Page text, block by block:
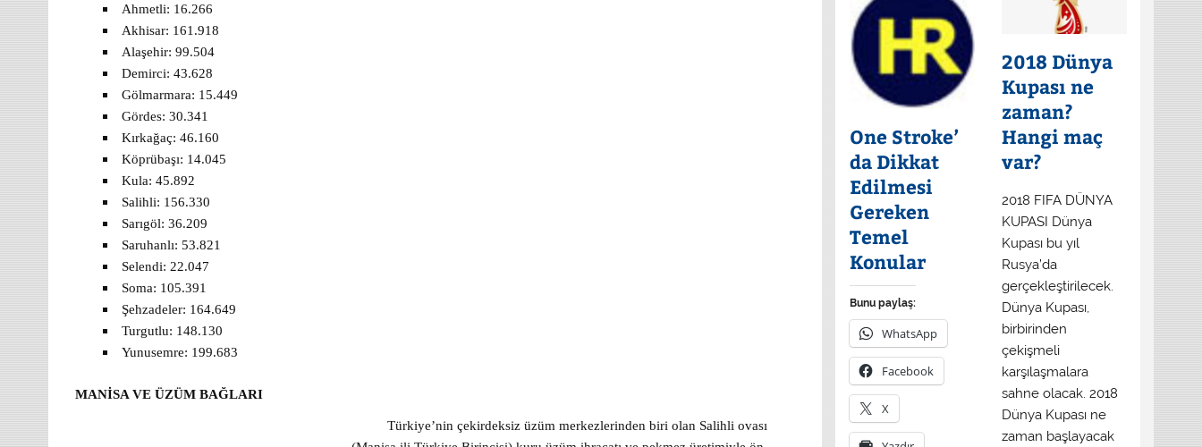
Ahmetli: 16.266
Akhisar: 161.918
Alaşehir: 99.504
Demirci: 43.628
Gölmarmara: 15.449
Gördes: 30.341
Kırkağaç: 46.160
Köprübaşı: 14.045
Kula: 45.892
Salihli: 156.330
Sarıgöl: 36.209
Saruhanlı: 53.821
Selendi: 22.047
Soma: 105.391
Şehzadeler: 164.649
Turgutlu: 148.130
Yunusemre: 199.683
MANİSA VE ÜZÜM BAĞLARI
Türkiye’nin çekirdeksiz üzüm merkezlerinden biri olan Salihli ovası
One Stroke’
da Dikkat
Edilmesi
Gereken
Temel
Konular
Bunu paylaş:
WhatsApp
Facebook
X
2018 Dünya
Kupası ne
zaman?
Hangi maç
var?
2018 FIFA DÜNYA
KUPASI Dünya
Kupası bu yıl
Rusya’da
gerçekleştirilecek.
Dünya Kupası,
birbirinden
çekişmeli
karşılaşmalara
sahne olacak. 2018
Dünya Kupası ne
zaman başlayacak